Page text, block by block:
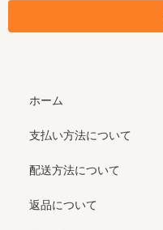
ホーム
支払い方法について
配送方法について
返品について